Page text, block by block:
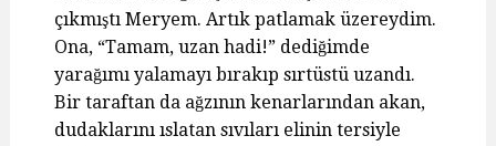
çıkmıştı Meryem. Artık patlamak üzereydim.
Ona, “Tamam, uzan hadi!” dediğimde
yarağımı yalamayı bırakıp sırtüstü uzandı.
Bir taraftan da ağzının kenarlarından akan,
dudaklarını ıslatan sıvıları elinin tersiyle